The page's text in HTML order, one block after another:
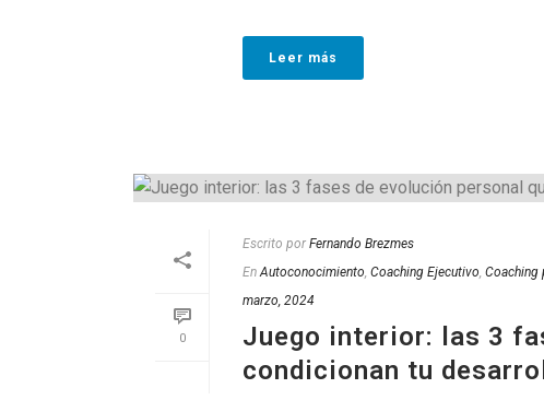
Leer más
0
Escrito por Fernando Brezmes
En Autoconocimiento Coaching Ejecutivo Coaching
marzo, 2024
Juego interior: las 3
condicionan tu